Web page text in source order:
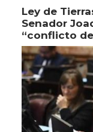
Ley de
Senador
“conflicto